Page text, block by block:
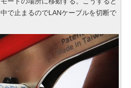
で止まるのでLANケーブルを切断で